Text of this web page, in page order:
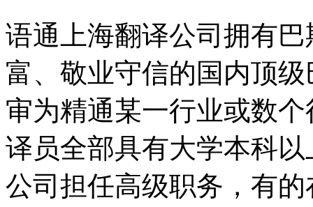
语通上海翻译公司拥有
富、敬业守信的国内顶
审为精通某一行业或数
译员全部具有大学本科
公司担任高级职务，有